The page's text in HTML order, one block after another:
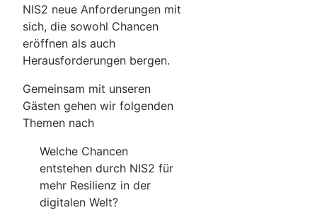
NIS2 neue Anforderungen mit
sich, die sowohl Chancen
eröffnen als auch
Herausforderungen bergen.
Gemeinsam mit unseren
Gästen gehen wir folgenden
Themen nach
Welche Chancen
entstehen durch NIS2 für
mehr Resilienz in der
digitalen Welt?